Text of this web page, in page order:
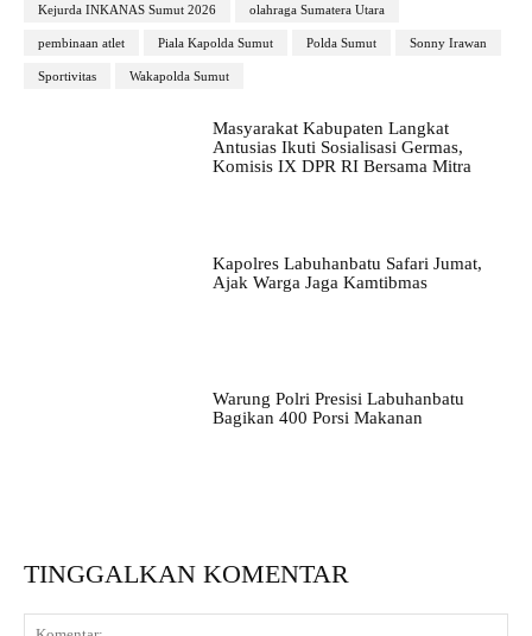
Kejurda INKANAS Sumut 2026 olahraga Sumatera Utara
pembinaan atlet Piala Kapolda Sumut Polda Sumut Sonny Irawan
Sportivitas Wakapolda Sumut
Masyarakat Kabupaten Langkat
Antusias Ikuti Sosialisasi Germas,
Komisis IX DPR RI Bersama Mitra
Kapolres Labuhanbatu Safari Jumat,
Ajak Warga Jaga Kamtibmas
Warung Polri Presisi Labuhanbatu
Bagikan 400 Porsi Makanan
TINGGALKAN KOMENTAR